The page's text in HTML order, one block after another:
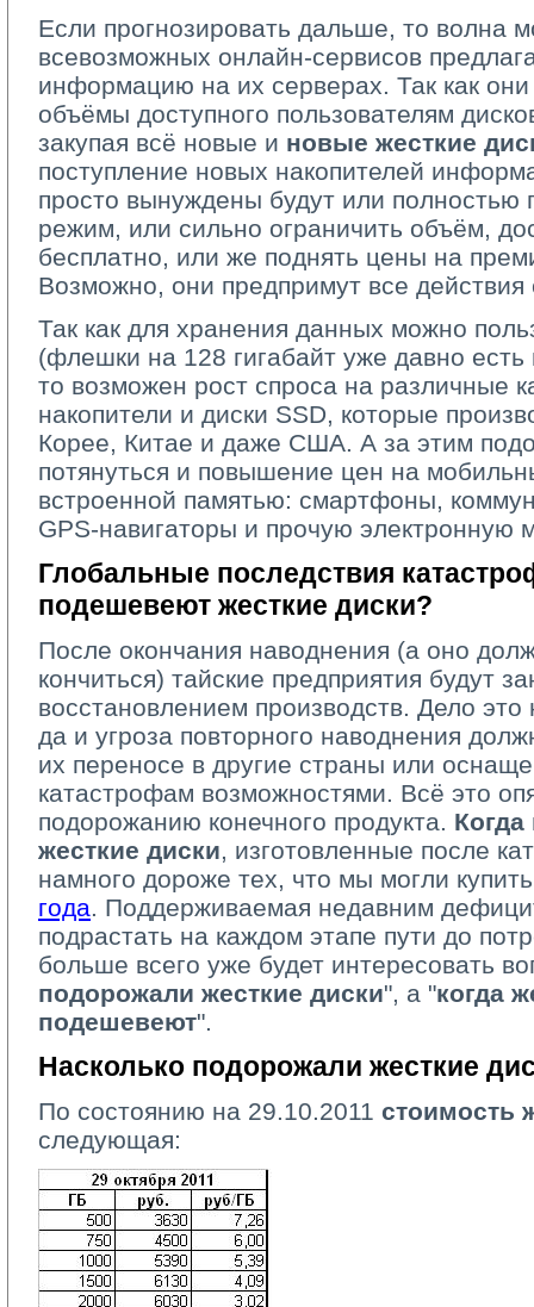
Если прогнозировать дальше, то волна
всевозможных онлайн-сервисов
информацию на их серверах. Так как
объёмы доступного пользователям
закупая всё новые и новые жесткие
поступление новых накопителей
просто вынуждены будут или полностью
режим, или сильно ограничить объём,
бесплатно, или же поднять цены на
Возможно, они предпримут все действия
Так как для хранения данных можно
(флешки на 128 гигабайт уже давно
то возможен рост спроса на различные
накопители и диски SSD, которые
Корее, Китае и даже США. А за этим
потянуться и повышение цен на
встроенной памятью: смартфоны,
GPS-навигаторы и прочую электронную
Глобальные последствия
подешевеют жесткие диски?
После окончания наводнения (а оно
кончиться) тайские предприятия будут
восстановлением производств. Дело
да и угроза повторного наводнения
их переносе в другие страны или
катастрофам возможностями. Всё это
подорожанию конечного продукта. Когда
жесткие диски, изготовленные после
намного дороже тех, что мы могли
года. Поддерживаемая недавним
подрастать на каждом этапе пути до
больше всего уже будет интересовать
подорожали жесткие диски", а "когда
подешевеют".
Насколько подорожали жесткие
По состоянию на 29.10.2011 стоимость
следующая: